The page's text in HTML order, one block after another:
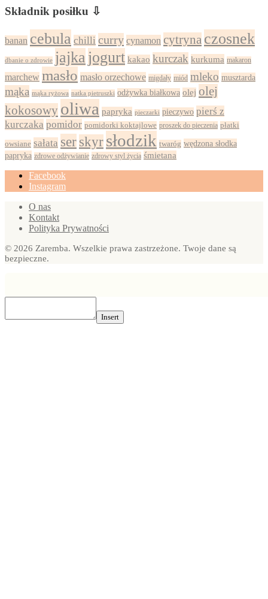
Składnik posiłku ⇩
banan cebula chilli curry cynamon cytryna czosnek
dbanie o zdrowie jajka jogurt kakao kurczak kurkuma makaron
marchew masło masło orzechowe migdały miód mleko musztarda
mąka mąka ryżowa natka pietruszki odżywka białkowa olej olej
kokosowy oliwa papryka pieczarki pieczywo pierś z
kurczaka pomidor pomidorki koktajlowe proszek do pieczenia płatki
owsiane sałata ser skyr słodzik twaróg wędzona słodka
papryka zdrowe odżywianie zdrowy styl życia śmietana
Facebook
Instagram
O nas
Kontakt
Polityka Prywatności
© 2026 Zaremba. Wszelkie prawa zastrzeżone. Twoje dane są
bezpieczne.
Insert